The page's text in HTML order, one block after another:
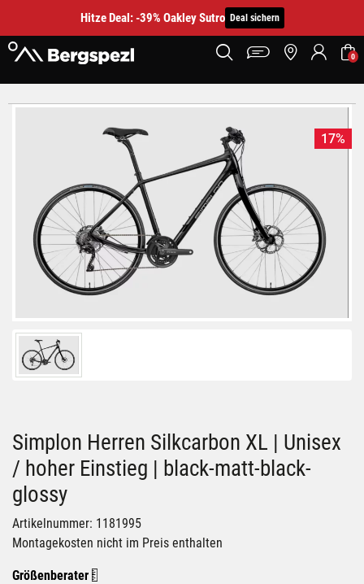
Hitze Deal: -39% Oakley Sutro Deal sichern
0
17%
Simplon Herren Silkcarbon XL | Unisex
/ hoher Einstieg | black-matt-black-
glossy
Artikelnummer: 1181995
Montagekosten nicht im Preis enthalten
Größenberater